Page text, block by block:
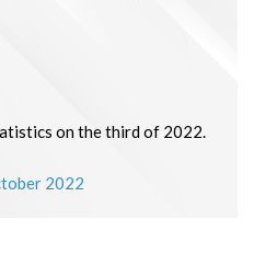
on the third of 2022.
2022